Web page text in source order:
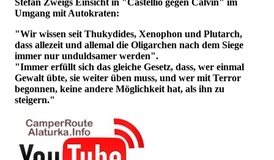
Umgang mit Autokraten:
"Wir wissen seit Thukydides, Xenophon und Plutarch,
dass allezeit und allemal die Oligarchen nach dem Siege
immer nur unduldsamer werden".
"Immer erfüllt sich das gleiche Gesetz, dass, wer einmal
Gewalt übte, sie weiter üben muss, und wer mit Terror
begonnen, keine andere Möglichkeit hat, als ihn zu
steigern."